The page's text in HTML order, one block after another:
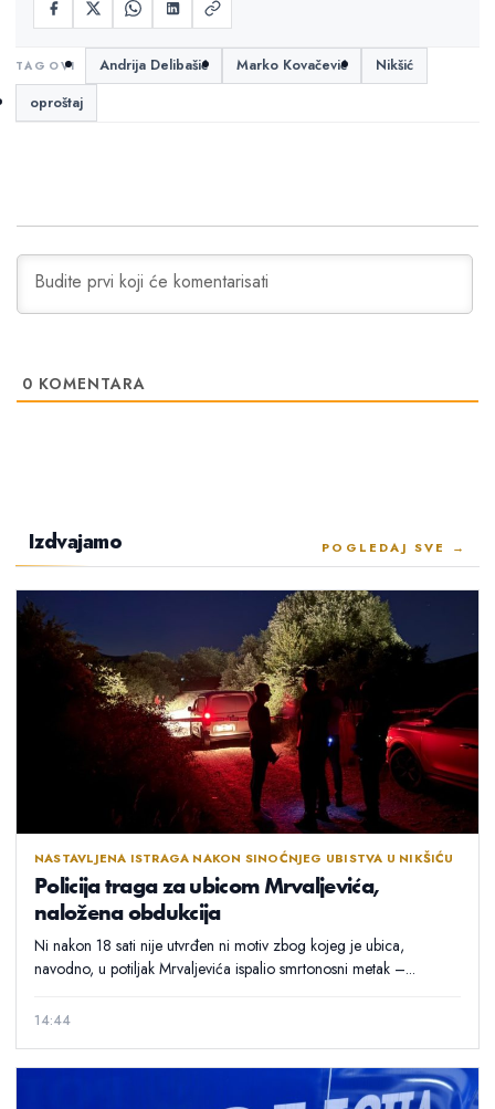
Andrija Delibašić Marko Kovačević
Nikšić
oproštaj
0 KOMENTARA
Izdvajamo POGLEDAJ SVE →
NASTAVLJENA ISTRAGA NAKON SINOĆNJEG UBISTVA U NIKŠIĆU
Policija traga za ubicom Mrvaljevića,
naložena obdukcija
Ni nakon 18 sati nije utvrđen ni motiv zbog kojeg je ubica,
navodno, u potiljak Mrvaljevića ispalio smrtonosni metak –...
14:44